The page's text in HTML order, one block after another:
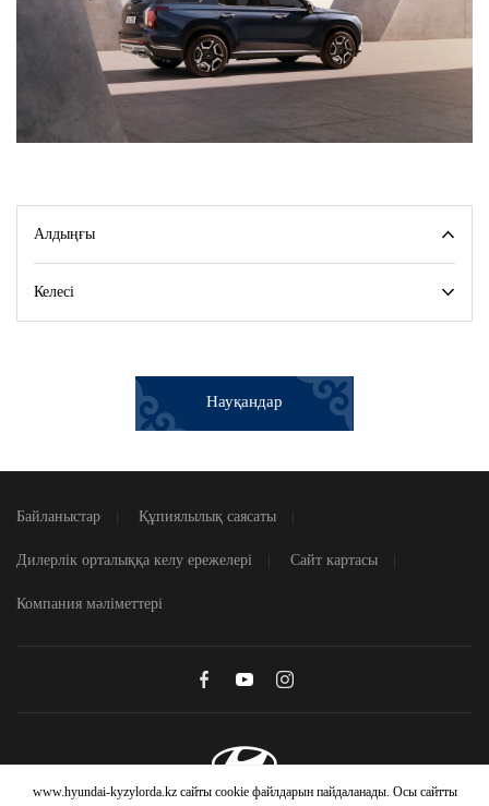
Алдыңғы
Келесі
Науқандар
Байланыстар Құпиялылық саясаты
Дилерлік орталыққа келу ережелері Сайт картасы
Компания мәліметтері
www.hyundai-kyzylorda.kz сайты cookie файлдарын пайдаланады. Осы сайтты